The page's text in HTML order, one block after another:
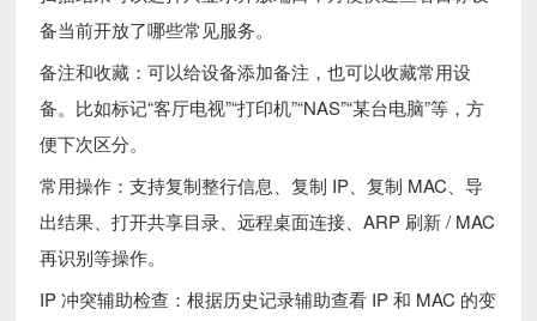
备当前开放了哪些常见服务。
备注和收藏：可以给设备添加备注，也可以收藏常用设
备。比如标记“客厅电视”“打印机”“NAS”“某台电脑”等，方
便下次区分。
常用操作：支持复制整行信息、复制 IP、复制 MAC、导
出结果、打开共享目录、远程桌面连接、ARP 刷新 / MAC
再识别等操作。
IP 冲突辅助检查：根据历史记录辅助查看 IP 和 MAC 的变